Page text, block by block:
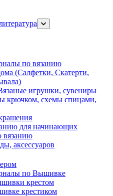
по вязанию
(Салфетки, Скатерти,
игрушки, сувениры
крючком, схемы спицами,
для начинающих
вязанию
аксессуаров
по Вышивке
крестом
крестиком